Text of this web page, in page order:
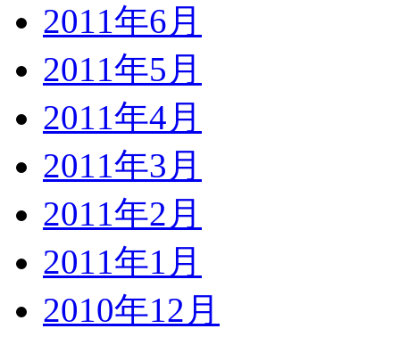
2011年6月
2011年5月
2011年4月
2011年3月
2011年2月
2011年1月
2010年12月